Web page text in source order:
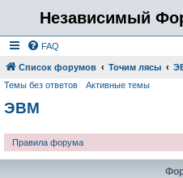
Независимый
FAQ
Список форумов Точим лясы
Темы без ответов Активные темы
ЭВМ
Правила форума